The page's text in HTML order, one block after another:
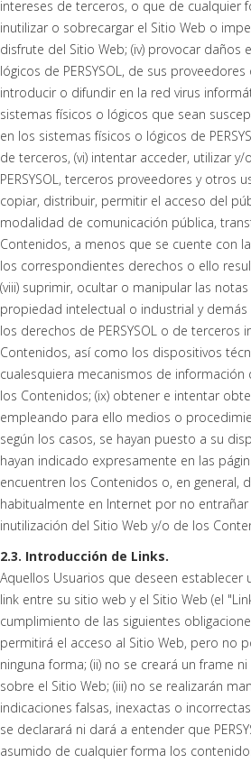
intereses de terceros, o que de cualquier
inutilizar o sobrecargar el Sitio Web o
disfrute del Sitio Web; (iv) provocar daños
lógicos de PERSYSOL, de sus
introducir o difundir en la red virus
sistemas físicos o lógicos que sean
en los sistemas físicos o lógicos de
de terceros, (vi) intentar acceder, utilizar
PERSYSOL, terceros proveedores y otros
copiar, distribuir, permitir el acceso del
modalidad de comunicación pública,
Contenidos, a menos que se cuente con
los correspondientes derechos o ello
(viii) suprimir, ocultar o manipular las
propiedad intelectual o industrial y
los derechos de PERSYSOL o de terceros
Contenidos, así como los dispositivos
cualesquiera mecanismos de información
los Contenidos; (ix) obtener e intentar
empleando para ello medios o
según los casos, se hayan puesto a su
hayan indicado expresamente en las
encuentren los Contenidos o, en general,
habitualmente en Internet por no
inutilización del Sitio Web y/o de los
2.3. Introducción de Links.
Aquellos Usuarios que deseen establecer
link entre su sitio web y el Sitio Web (el
cumplimiento de las siguientes
permitirá el acceso al Sitio Web, pero no
ninguna forma; (ii) no se creará un frame
sobre el Sitio Web; (iii) no se realizarán
indicaciones falsas, inexactas o
se declarará ni dará a entender que
asumido de cualquier forma los